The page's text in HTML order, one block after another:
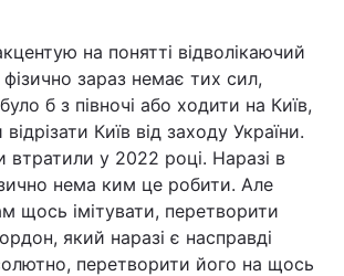
на понятті відволікаючий
зараз немає тих сил,
б з півночі або ходити на Київ,
Київ від заходу України.
у 2022 році. Наразі в
нема ким це робити. Але
щось імітувати, перетворити
який наразі є насправді
перетворити його на щось